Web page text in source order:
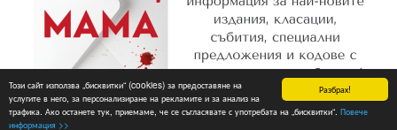
Разбрах!
Този сайт използва „бисквитки“ (cookies) за предоставяне на
услугите в него, за персонализиране на рекламите и за анализ на
трафика. Ако останете тук, приемаме, че се съгласявате с употребата на „бисквитки“. Повече
информация >>